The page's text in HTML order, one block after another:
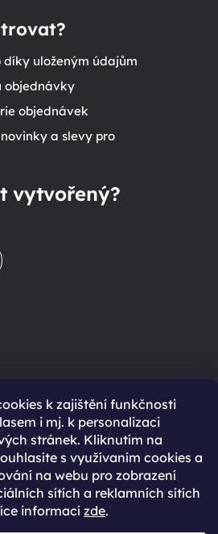
k zajištění funkčnosti
i mj. k personalizaci
stránek. Kliknutím na
s využívaním cookies a
na webu pro zobrazení
sítích a reklamních sítích
informací zde.
díky uloženým údajům
objednávky
objednávek
a slevy pro
vytvořený?
údajům
a slevy pro registrované